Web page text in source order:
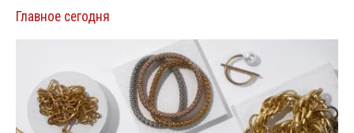
Главное сегодня